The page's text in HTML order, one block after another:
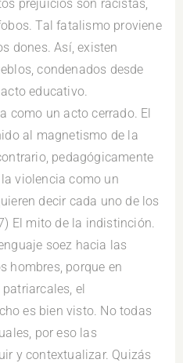
prejuicios son racistas,
Tal fatalismo proviene
dones. Así, existen
condenados desde
educativo.
como un acto cerrado. El
al magnetismo de la
pedagógicamente
violencia como un
decir cada uno de los
El mito de la indistinción.
soez hacia las
hombres, porque en
el
es bien visto. No todas
por eso las
y contextualizar. Quizás